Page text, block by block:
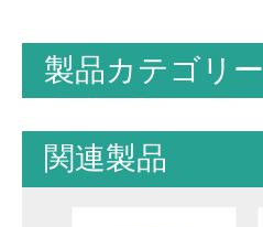
製品カテゴリー
関連製品